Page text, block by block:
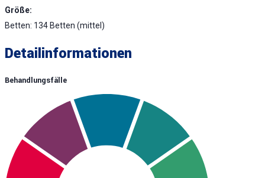
Größe:
Betten: 134 Betten (mittel)
Detailinformationen
Behandlungsfälle